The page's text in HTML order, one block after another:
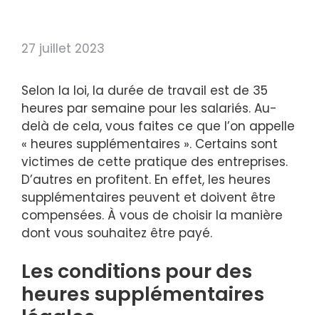
27 juillet 2023
Selon la loi, la durée de travail est de 35
heures par semaine pour les salariés. Au-
delà de cela, vous faites ce que l’on appelle
« heures supplémentaires ». Certains sont
victimes de cette pratique des entreprises.
D’autres en profitent. En effet, les heures
supplémentaires peuvent et doivent être
compensées. À vous de choisir la manière
dont vous souhaitez être payé.
Les conditions pour des
heures supplémentaires